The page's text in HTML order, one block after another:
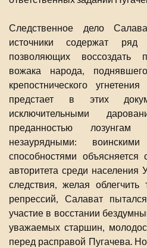
Следственное дело
источники содержат ряд
позволяющих воссоздать
вожака народа,
крепостнического
предстает в этих
исключительными
преданностью лозунгам
незаурядными:
способностями объясняется
авторитета среди
следствия, желая
репрессий, Салават
участие в восстании
уважаемых старшин,
перед расправой Пугачева.